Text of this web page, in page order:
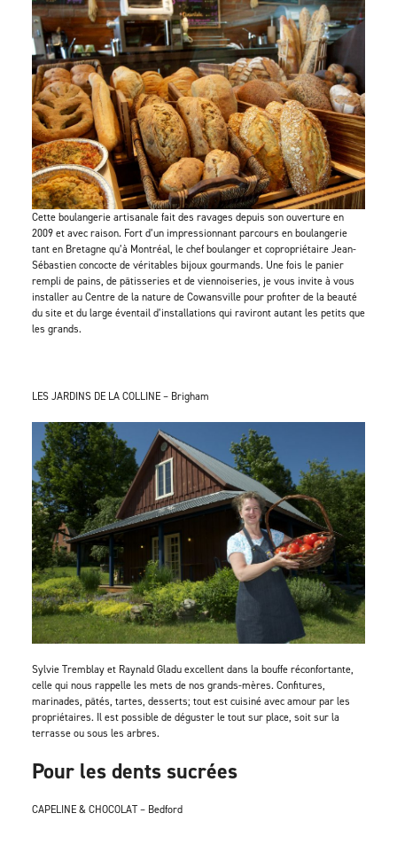
Cette boulangerie artisanale fait des ravages depuis son ouverture en
2009 et avec raison. Fort d’un impressionnant parcours en boulangerie
tant en Bretagne qu’à Montréal, le chef boulanger et copropriétaire Jean-
Sébastien concocte de véritables bijoux gourmands. Une fois le panier
rempli de pains, de pâtisseries et de viennoiseries, je vous invite à vous
installer au Centre de la nature de Cowansville pour profiter de la beauté
du site et du large éventail d’installations qui raviront autant les petits que
les grands.
LES JARDINS DE LA COLLINE – Brigham
Sylvie Tremblay et Raynald Gladu excellent dans la bouffe réconfortante,
celle qui nous rappelle les mets de nos grands-mères. Confitures,
marinades, pâtés, tartes, desserts; tout est cuisiné avec amour par les
propriétaires. Il est possible de déguster le tout sur place, soit sur la
terrasse ou sous les arbres.
Pour les dents sucrées
CAPELINE & CHOCOLAT – Bedford